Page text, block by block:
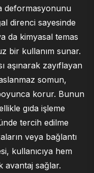
deformasyonunu
direnci sayesinde
da kimyasal temas
bir kullanım sunar.
aşınarak zayıflayan
somun,
korur. Bunun
gıda işleme
tercih edilme
veya bağlantı
kullanıcıya hem
avantaj sağlar.